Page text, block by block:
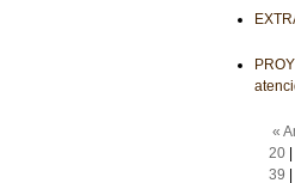
«
20|
39